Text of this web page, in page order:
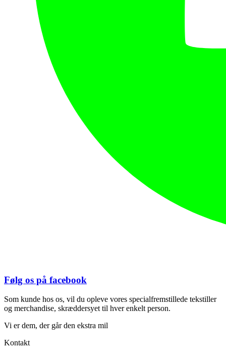
Følg os på facebook
Som kunde hos os, vil du opleve vores specialfremstillede tekstiller
og merchandise, skræddersyet til hver enkelt person.
Vi er dem, der går den ekstra mil
Kontakt